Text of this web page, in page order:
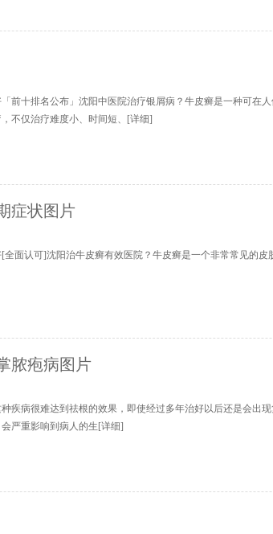
「前十排名公布」沈阳中医院治疗银屑病？牛皮癣是一种可在
不仅治疗难度小、时间短、
[详细]
症状图片
面认可]沈阳治牛皮癣有效医院？牛皮癣是一个非常常见的皮
脓疱病图片
疾病很难达到祛根的效果，即使经过多年治好以后还是会出
严重影响到病人的生 [详细]